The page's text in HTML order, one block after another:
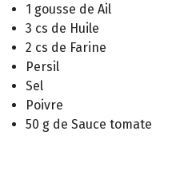
1 gousse de Ail
3 cs de Huile
2 cs de Farine
Persil
Sel
Poivre
50 g de Sauce tomate